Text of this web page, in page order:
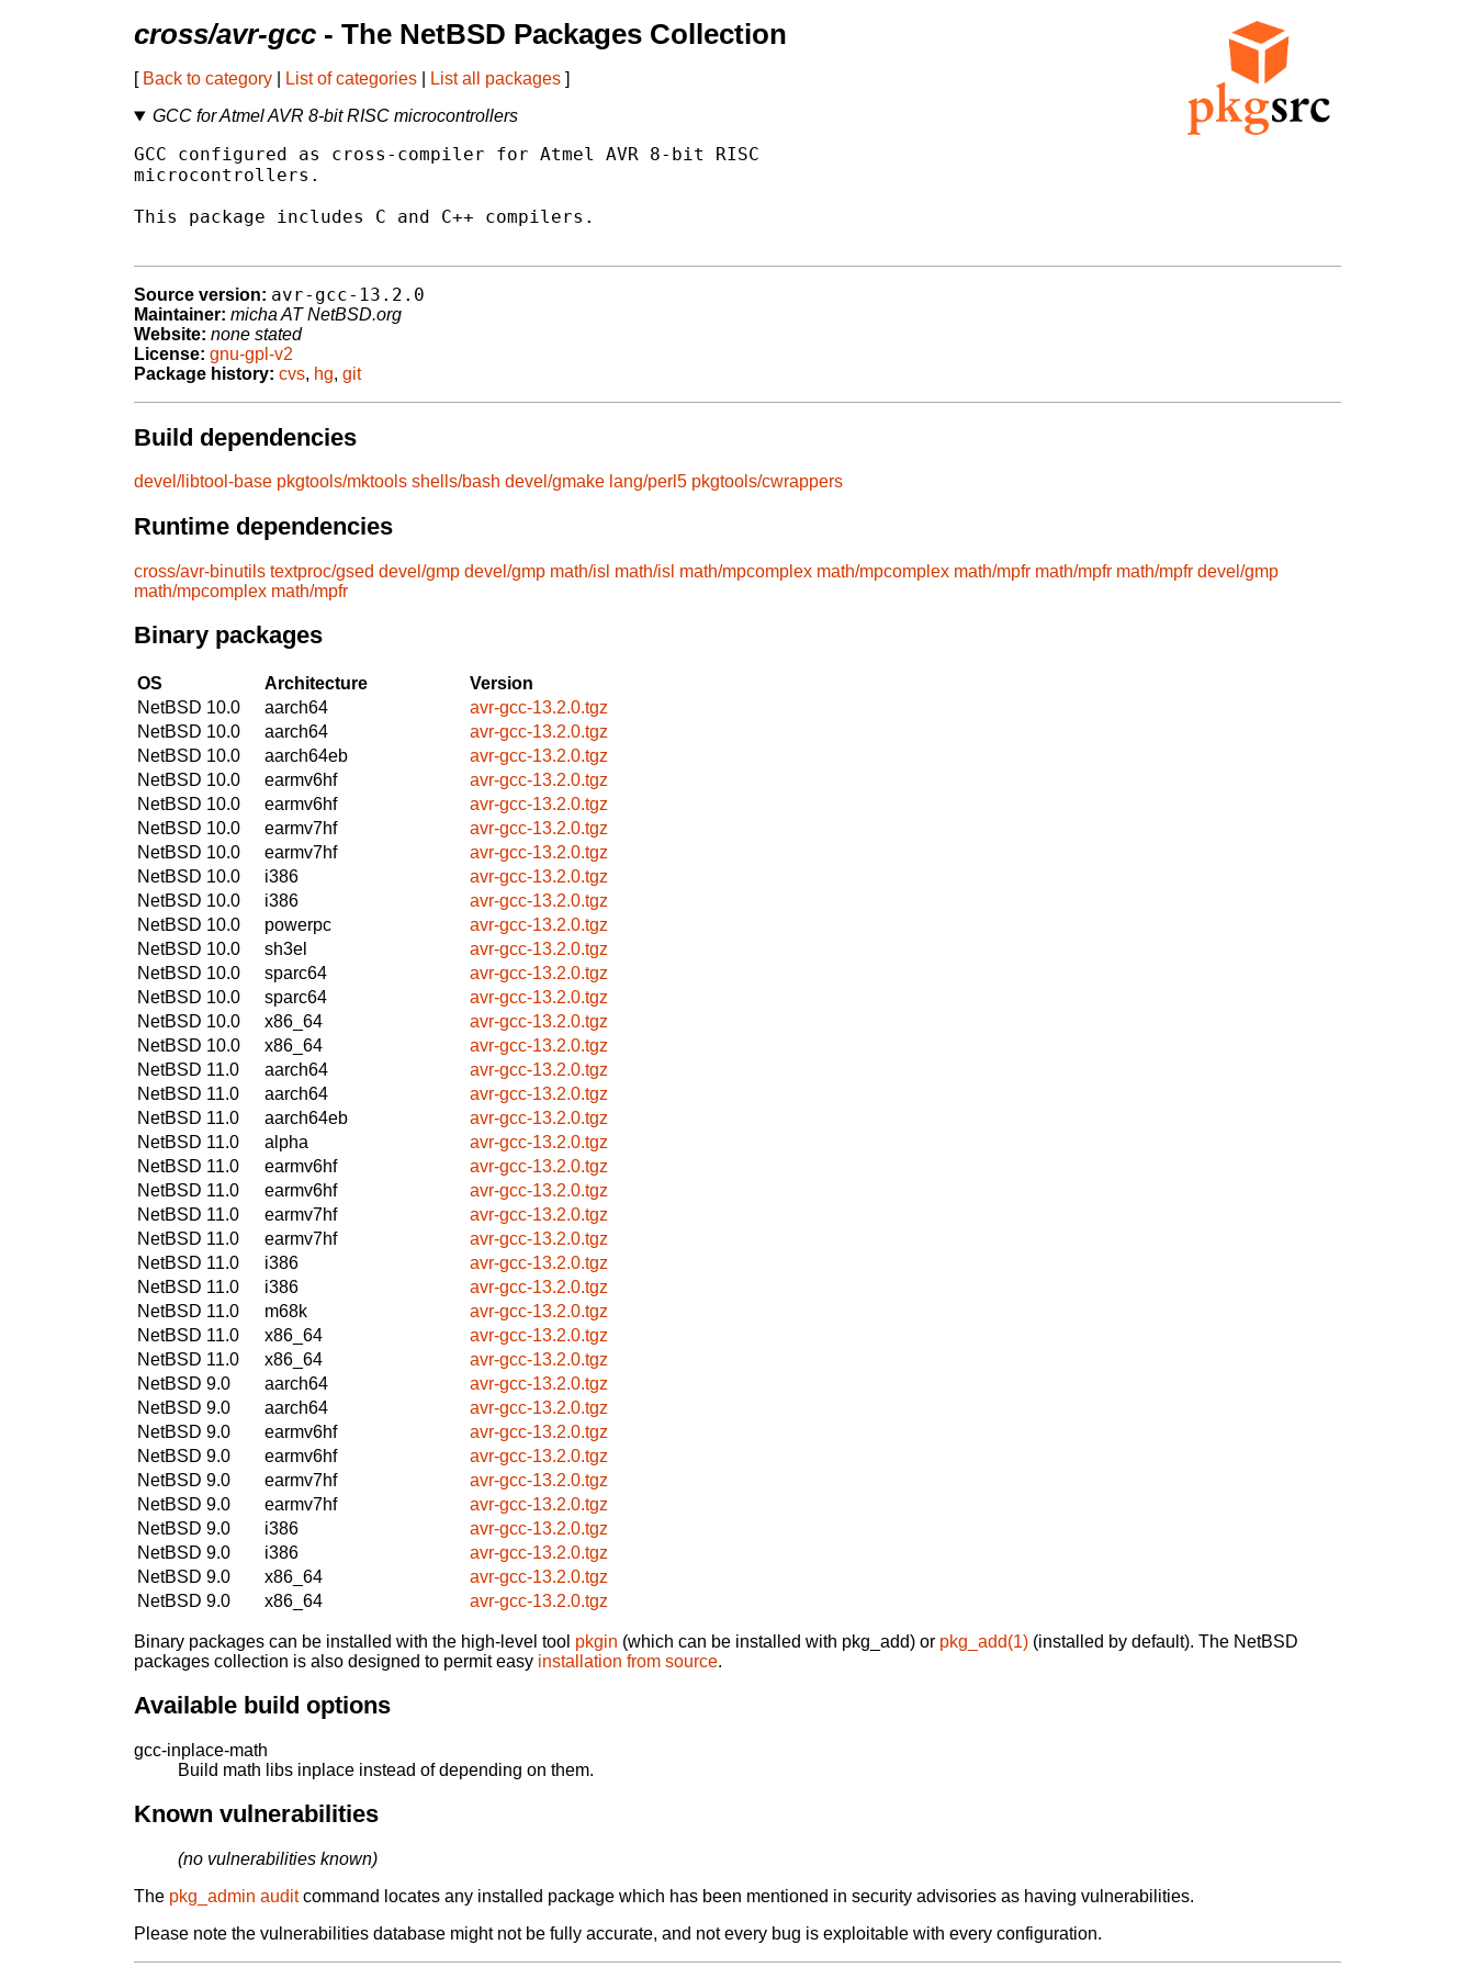
cross/avr-gcc - The NetBSD Packages Collection
[ Back to category List of categories List all packages ]
GCC for Atmel AVR 8-bit RISC microcontrollers
GCC configured as cross-compiler for Atmel AVR 8-bit RISC
microcontrollers.
This package includes C and C++ compilers.
Source version: avr-gcc-13.2.0
Maintainer: micha AT NetBSD.org
Website: none stated
License: gnu-gpl-v2
Package history: cvs, hg, git
Build dependencies
devel/libtool-base pkgtools/mktools shells/bash devel/gmake lang/perl5 pkgtools/cwrappers
Runtime dependencies
cross/avr-binutils textproc/gsed devel/gmp devel/gmp math/isl math/isl math/mpcomplex math/mpcomplex math/mpfr math/mpfr math/mpfr devel/gmp
math/mpcomplex math/mpfr
Binary packages
OS Architecture
Version
NetBSD 10.0
aarch64
avr-gcc-13.2.0.tgz
NetBSD 10.0
aarch64
avr-gcc-13.2.0.tgz
NetBSD 10.0
aarch64eb
avr-gcc-13.2.0.tgz
NetBSD 10.0
earmv6hf
avr-gcc-13.2.0.tgz
NetBSD 10.0
earmv6hf
avr-gcc-13.2.0.tgz
NetBSD 10.0
earmv7hf
avr-gcc-13.2.0.tgz
NetBSD 10.0
earmv7hf
avr-gcc-13.2.0.tgz
NetBSD 10.0
i386
avr-gcc-13.2.0.tgz
NetBSD 10.0
i386
avr-gcc-13.2.0.tgz
NetBSD 10.0
powerpc
avr-gcc-13.2.0.tgz
NetBSD 10.0
sh3el
avr-gcc-13.2.0.tgz
NetBSD 10.0
sparc64
avr-gcc-13.2.0.tgz
NetBSD 10.0
sparc64
avr-gcc-13.2.0.tgz
NetBSD 10.0
x86_64
avr-gcc-13.2.0.tgz
NetBSD 10.0
x86_64
avr-gcc-13.2.0.tgz
NetBSD 11.0
aarch64
avr-gcc-13.2.0.tgz
NetBSD 11.0
aarch64
avr-gcc-13.2.0.tgz
NetBSD 11.0
aarch64eb
avr-gcc-13.2.0.tgz
NetBSD 11.0
alpha
avr-gcc-13.2.0.tgz
NetBSD 11.0
earmv6hf
avr-gcc-13.2.0.tgz
NetBSD 11.0
earmv6hf
avr-gcc-13.2.0.tgz
NetBSD 11.0
earmv7hf
avr-gcc-13.2.0.tgz
NetBSD 11.0
earmv7hf
avr-gcc-13.2.0.tgz
NetBSD 11.0
i386
avr-gcc-13.2.0.tgz
NetBSD 11.0
i386
avr-gcc-13.2.0.tgz
NetBSD 11.0
m68k
avr-gcc-13.2.0.tgz
NetBSD 11.0
x86_64
avr-gcc-13.2.0.tgz
NetBSD 11.0
x86_64
avr-gcc-13.2.0.tgz
NetBSD 9.0
aarch64
avr-gcc-13.2.0.tgz
NetBSD 9.0
aarch64
avr-gcc-13.2.0.tgz
NetBSD 9.0
earmv6hf
avr-gcc-13.2.0.tgz
NetBSD 9.0
earmv6hf
avr-gcc-13.2.0.tgz
NetBSD 9.0
earmv7hf
avr-gcc-13.2.0.tgz
NetBSD 9.0
earmv7hf
avr-gcc-13.2.0.tgz
NetBSD 9.0
i386
avr-gcc-13.2.0.tgz
NetBSD 9.0
i386
avr-gcc-13.2.0.tgz
NetBSD 9.0
x86_64
avr-gcc-13.2.0.tgz
NetBSD 9.0
x86_64 avr-gcc-13.2.0.tgz
Binary packages can be installed with the high-level tool pkgin (which can be installed with pkg_add) or pkg_add(1) (installed by default). The NetBSD
packages collection is also designed to permit easy installation from source.
Available build options
gcc-inplace-math
Build math libs inplace instead of depending on them.
Known vulnerabilities
(no vulnerabilities known)
The pkg_admin auditcommand locates any installed package which has been mentioned in security advisories as having vulnerabilities.
Please note the vulnerabilities database might not be fully accurate, and not every bug is exploitable with every configuration.